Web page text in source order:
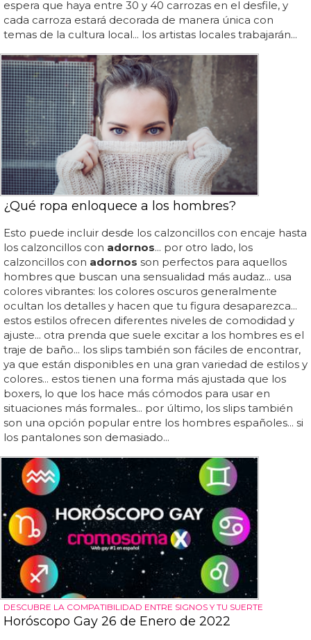
espera que haya entre 30 y 40 carrozas en el desfile, y
cada carroza estará decorada de manera única con
temas de la cultura local... los artistas locales trabajarán...
¿Qué ropa enloquece a los hombres?
Esto puede incluir desde los calzoncillos con encaje hasta
los calzoncillos con adornos... por otro lado, los
calzoncillos con adornos son perfectos para aquellos
hombres que buscan una sensualidad más audaz... usa
colores vibrantes: los colores oscuros generalmente
ocultan los detalles y hacen que tu figura desaparezca...
estos estilos ofrecen diferentes niveles de comodidad y
ajuste... otra prenda que suele excitar a los hombres es el
traje de baño... los slips también son fáciles de encontrar,
ya que están disponibles en una gran variedad de estilos y
colores... estos tienen una forma más ajustada que los
boxers, lo que los hace más cómodos para usar en
situaciones más formales... por último, los slips también
son una opción popular entre los hombres españoles... si
los pantalones son demasiado...
DESCUBRE LA COMPATIBILIDAD ENTRE SIGNOS Y TU SUERTE
Horóscopo Gay 26 de Enero de 2022